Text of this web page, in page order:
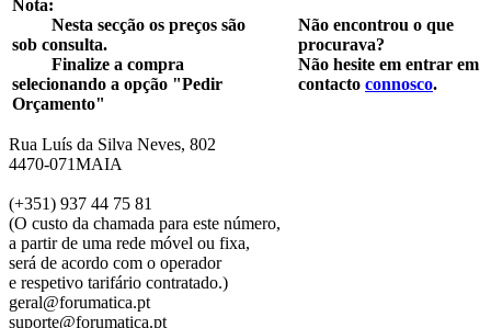
Nota:
Nesta secção os preços são
sob consulta.
Finalize a compra
selecionando a opção "Pedir
Orçamento"
Não encontrou o que
procurava?
Não hesite em entrar em
contacto connosco.
Rua Luís da Silva Neves, 802
4470-071MAIA
(+351) 937 44 75 81
(O custo da chamada para este número,
a partir de uma rede móvel ou fixa,
será de acordo com o operador
e respetivo tarifário contratado.)
geral@forumatica.pt
suporte@forumatica.pt